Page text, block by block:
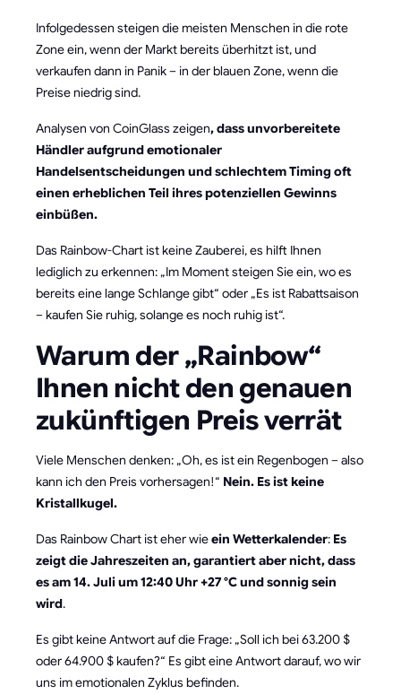
Infolgedessen steigen die meisten Menschen in die rote
Zone ein, wenn der Markt bereits überhitzt ist, und
verkaufen dann in Panik – in der blauen Zone, wenn die
Preise niedrig sind.
Analysen von CoinGlass zeigen, dass unvorbereitete
Händler aufgrund emotionaler
Handelsentscheidungen und schlechtem Timing oft
einen erheblichen Teil ihres potenziellen Gewinns
einbüßen.
Das Rainbow-Chart ist keine Zauberei, es hilft Ihnen
lediglich zu erkennen: „Im Moment steigen Sie ein, wo es
bereits eine lange Schlange gibt“ oder „Es ist Rabattsaison
– kaufen Sie ruhig, solange es noch ruhig ist“.
Warum der „Rainbow“
Ihnen nicht den genauen
zukünftigen Preis verrät
Viele Menschen denken: „Oh, es ist ein Regenbogen – also
kann ich den Preis vorhersagen!“ Nein. Es ist keine
Kristallkugel.
Das Rainbow Chart ist eher wieein Wetterkalender: Es
zeigt die Jahreszeiten an, garantiert aber nicht, dass
es am 14. Juli um 12:40 Uhr +27 °C und sonnig sein
wird.
Es gibt keine Antwort auf die Frage: „Soll ich bei 63.200 $
oder 64.900 $ kaufen?“ Es gibt eine Antwort darauf, wo wir
uns im emotionalen Zyklus befinden.